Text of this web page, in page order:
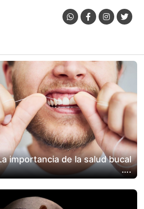
importancia de la salud bucal
….